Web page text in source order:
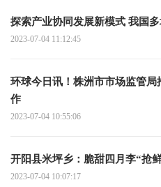
探索产业协同发展新模式 我国
2023-07-04 11:12:45
环球今日讯！株洲市市场监管
作
2023-07-04 10:55:06
开阳县米坪乡：脆甜四月李“抢
2023-07-04 10:07:17